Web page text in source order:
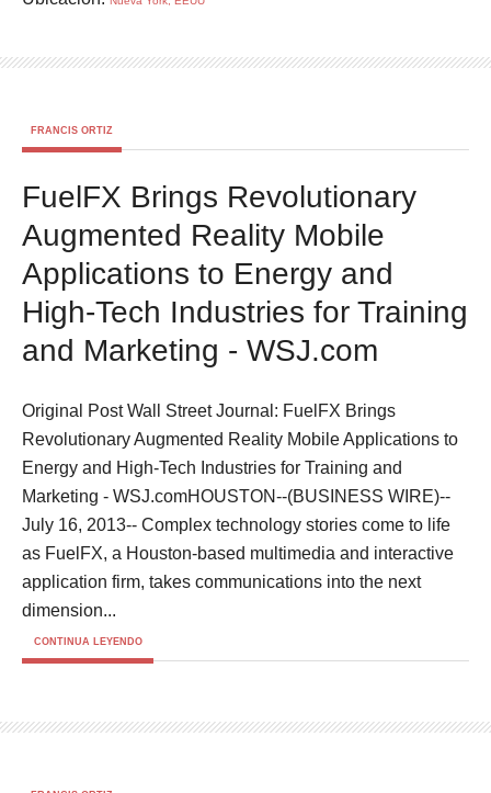
FRANCIS ORTIZ
FuelFX Brings Revolutionary
Augmented Reality Mobile
Applications to Energy and
High-Tech Industries for Training
and Marketing - WSJ.com
Original Post Wall Street Journal: FuelFX Brings
Revolutionary Augmented Reality Mobile Applications to
Energy and High-Tech Industries for Training and
Marketing - WSJ.comHOUSTON--(BUSINESS WIRE)--
July 16, 2013-- Complex technology stories come to life
as FuelFX, a Houston-based multimedia and interactive
application firm, takes communications into the next
dimension...
CONTINUA LEYENDO